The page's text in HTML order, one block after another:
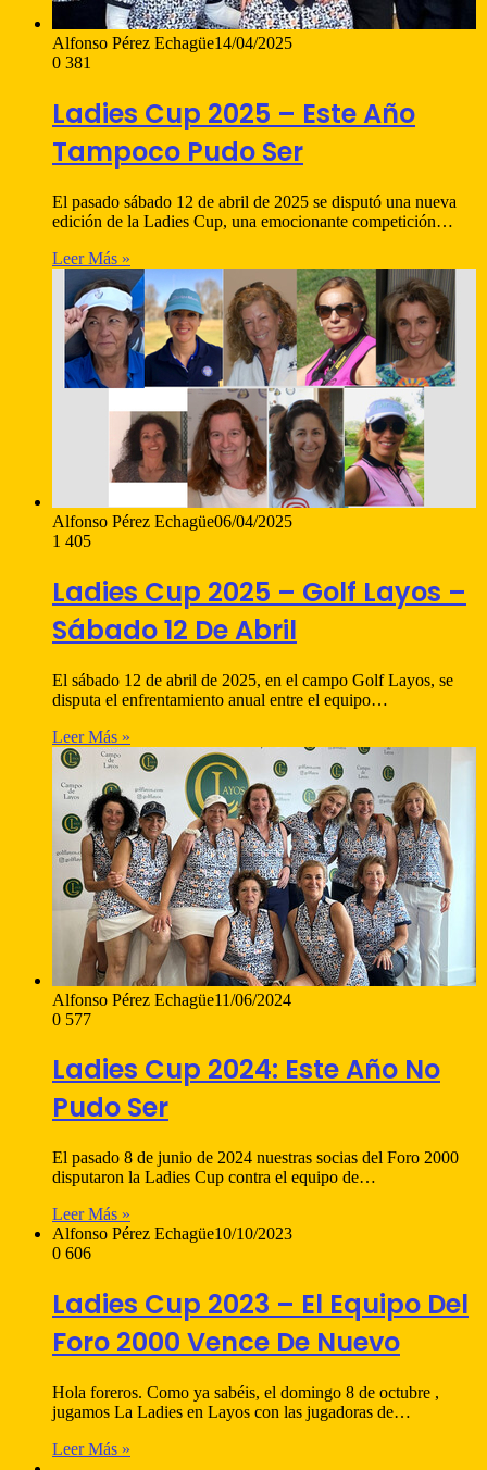
Alfonso Pérez Echagüe14/04/2025
0 381
Ladies Cup 2025 – Este Año
Tampoco Pudo Ser
El pasado sábado 12 de abril de 2025 se disputó una nueva
edición de la Ladies Cup, una emocionante competición…
Leer Más »
Alfonso Pérez Echagüe06/04/2025
1 405
Ladies Cup 2025 – Golf Layos –
Sábado 12 De Abril
El sábado 12 de abril de 2025, en el campo Golf Layos, se
disputa el enfrentamiento anual entre el equipo…
Leer Más »
Alfonso Pérez Echagüe11/06/2024
0 577
Ladies Cup 2024: Este Año No
Pudo Ser
El pasado 8 de junio de 2024 nuestras socias del Foro 2000
disputaron la Ladies Cup contra el equipo de…
Leer Más »
Alfonso Pérez Echagüe10/10/2023
0 606
Ladies Cup 2023 – El Equipo Del
Foro 2000 Vence De Nuevo
Hola foreros. Como ya sabéis, el domingo 8 de octubre ,
jugamos La Ladies en Layos con las jugadoras de…
Leer Más »